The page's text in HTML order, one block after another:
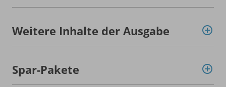
Weitere Inhalte der Ausgabe
Spar-Pakete